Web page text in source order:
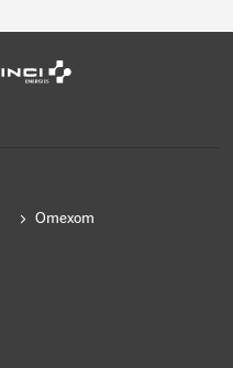
Omexom